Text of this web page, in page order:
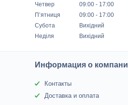
Четвер
09:00
17:00
Пʼятниця
09:00
17:00
Субота
Вихідний
Неділя
Вихідний
Информация о компани
Контакты
Доставка и оплата